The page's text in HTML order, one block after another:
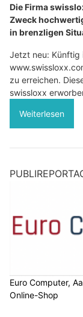
Die Firma
Zweck
in brenzligen
Jetzt neu: Künftig
zu erreichen.
swissloxx
Weiterlesen
Euro Computer,
Online-Shop